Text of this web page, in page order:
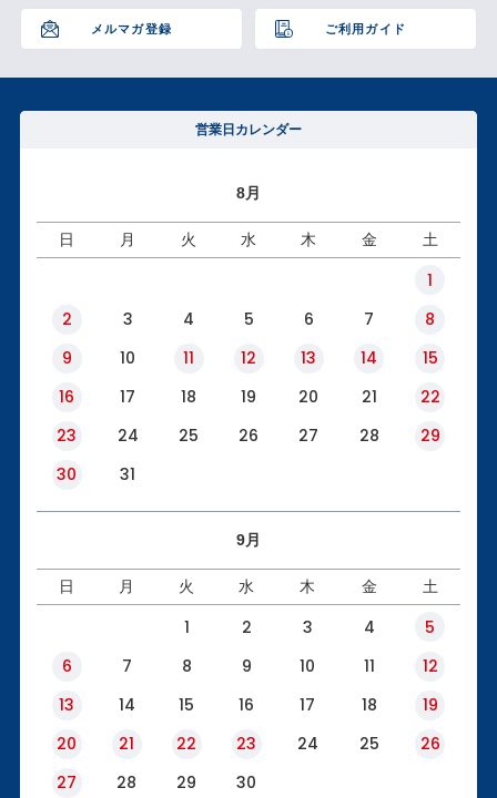
メルマガ登録 ご利用ガイド
へ
営業日カレンダー
8月
日 月 火 水 木 金 土
1
2
3 4 5 6 7
8
9
10 11 12 13 14
15
16
17 18 19 20 21
22
23
24 25 26 27 28
29
30
31
9月
日 月 火 水 木 金 土
1 2 3 4
5
6
7 8 9 10 11
12
13
14 15 16 17 18
19
20
21 22 23 24 25
26
27
28 29 30